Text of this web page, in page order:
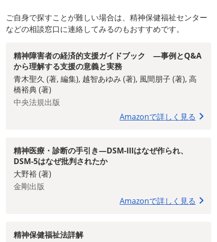
ご自身で探すことが難しい場合は、精神保健福祉センター
などの相談窓口に連絡してみるのもおすすめです。
精神障害者の経済的支援ガイドブック ―事例とQ&A
から理解する支援の意義と実務
青木聖久 (著, 編集), 越智あゆみ (著), 風間朋子 (著), 高
橋裕典 (著)
中央法規出版
Amazonで詳しく見る
精神医療・診断の手引き―DSM-IIIはなぜ作られ、
DSM-5はなぜ批判されたか
大野裕 (著)
金剛出版
Amazonで詳しく見る
精神保健福祉法詳解